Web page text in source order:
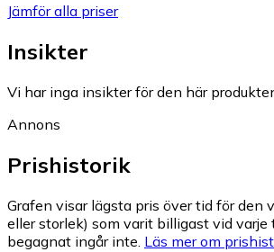
Jämför alla priser
Insikter
Vi har inga insikter för den här
Annons
Prishistorik
Grafen visar lägsta pris över tid för den
eller storlek) som varit billigast vid varje
begagnat ingår inte. Läs mer om